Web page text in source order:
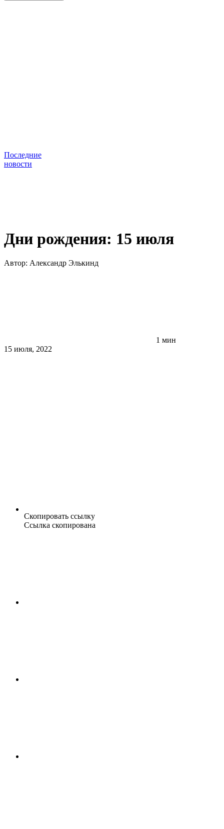
Последние
новости
Дни рождения: 15 июля
Автор: Александр Элькинд
1 мин
15 июля, 2022
Скопировать ссылку
Ссылка скопирована